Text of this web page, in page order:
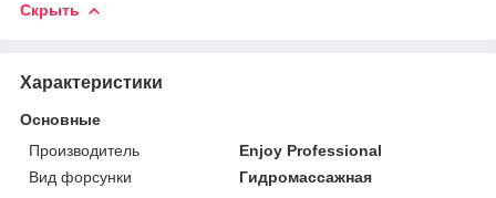
Скрыть
Характеристики
Основные
Производитель
Enjoy Professional
Вид форсунки
Гидромассажная